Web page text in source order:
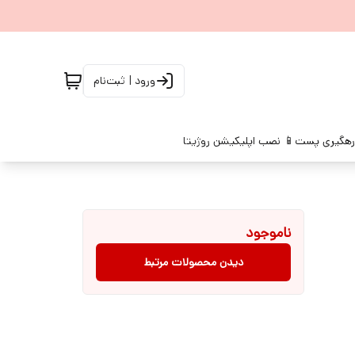
ورود | ثبت‌نام
پست 📱 نصب اپلیکیشن روژیتا
ناموجود
دیدن محصولات مرتبط